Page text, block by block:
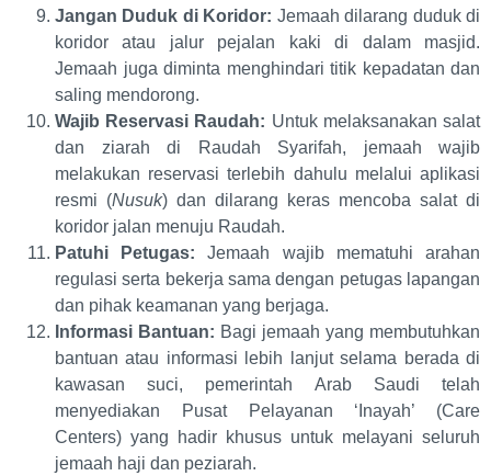
Jangan Duduk di Koridor: Jemaah dilarang duduk di
koridor atau jalur pejalan kaki di dalam masjid.
Jemaah juga diminta menghindari titik kepadatan dan
saling mendorong.
Wajib Reservasi Raudah: Untuk melaksanakan salat
dan ziarah di Raudah Syarifah, jemaah wajib
melakukan reservasi terlebih dahulu melalui aplikasi
resmi (Nusuk) dan dilarang keras mencoba salat di
koridor jalan menuju Raudah.
Patuhi Petugas: Jemaah wajib mematuhi arahan
regulasi serta bekerja sama dengan petugas lapangan
dan pihak keamanan yang berjaga.
Informasi Bantuan: Bagi jemaah yang membutuhkan
bantuan atau informasi lebih lanjut selama berada di
kawasan suci, pemerintah Arab Saudi telah
menyediakan Pusat Pelayanan ‘Inayah’ (Care
Centers) yang hadir khusus untuk melayani seluruh
jemaah haji dan peziarah.